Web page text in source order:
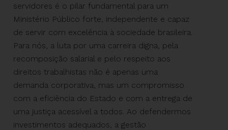
servidores é o pilar fundamental para um
Ministério Público forte, independente e capaz
de servir com excelência à sociedade brasileira.
Para nós, a luta por uma carreira digna, pela
recomposição salarial e pelo respeito aos
direitos trabalhistas não é apenas uma
demanda corporativa, mas um compromisso
com a eficiência do Estado e com a entrega de
uma justiça acessível a todos. Ao defendermos
investimentos adequados, a gestão